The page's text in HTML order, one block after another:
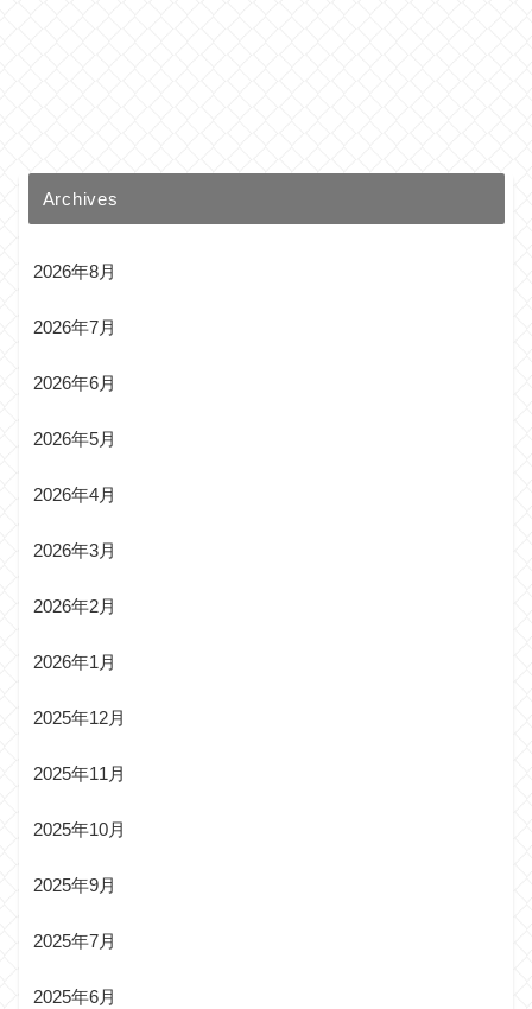
Archives
2026年8月
2026年7月
2026年6月
2026年5月
2026年4月
2026年3月
2026年2月
2026年1月
2025年12月
2025年11月
2025年10月
2025年9月
2025年7月
2025年6月